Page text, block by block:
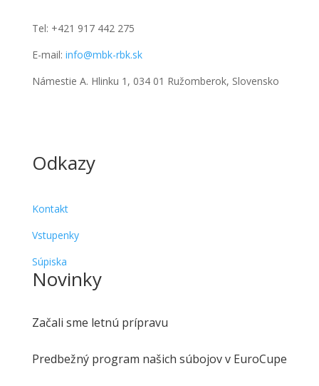
Tel: +421 917 442 275
E-mail: info@mbk-rbk.sk
Námestie A. Hlinku 1, 034 01 Ružomberok, Slovensko
Odkazy
Kontakt
Vstupenky
Súpiska
Novinky
Začali sme letnú prípravu
Predbežný program našich súbojov v EuroCupe